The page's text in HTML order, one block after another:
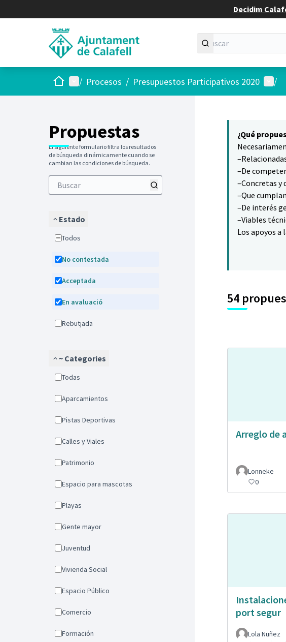
Decidim
InicioMenú principal
/ Procesos / Presupuestos Participativos 2020 Menú
/
Propuestas
El siguiente formulario filtra los resultados
de búsqueda dinámicamente cuando se
cambian las condiciones de búsqueda.
Estado
Todos
No contestada
Acceptada
En avaluació
Rebutjada
~ Categories
Todas
Aparcamientos
Pistas Deportivas
Calles y Viales
Patrimonio
Espacio para mascotas
Playas
Gente mayor
Juventud
Vivienda Social
Espacio Público
Comercio
Formación
¿Qué
–De
–Concretas y
–Que
–De interés
–Viables
Los apoyos
54
Arreglo de
Lonneke
0
port segur
Lola Nuñez